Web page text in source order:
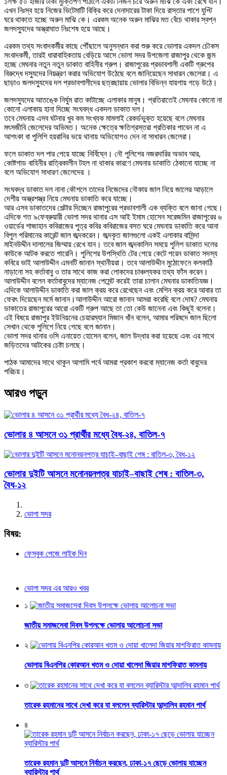
এখন নিঃস্ব হয়ে নিজের ভিটেমাটি বিক্রি করে দেনাদারের টাকা দিয়ে রাস্তার পাশে যুপ্টি
ঘরে থাকতে হচ্ছে অরুন মাঝি কে। এরকম অনেক অরুন মাঝির মত বেঁচে থাকার স্বপ্ন
জলদস্যুদের অস্ত্রাঘাত নিঃশেষ হয়ে আছে।
এরকম তথ্য সংবাদকর্মীর কাছে পৌঁছালে অনুসন্ধান করা শুরু করে ভোলার একদল চৌকস
সংবাদকর্মী, তারই ধারাবাহিকতায় বেড়িয়ে আসে ভোলা সদর উপজেলা রাজাপুর থেকে জন্ম
হচ্ছে মেঘনার নতুন নতুন ডাকাত বাহিনীর গ্রুপ। রাজাপুরের প্রভাবশালী একটি গ্রুপের
বিরুদ্ধে দস্যুদের নিয়ন্ত্রণ করার অভিযোগ উঠেছে বলে জানিয়েছেন সাধারন জেলেরা। এ
ছাড়াও জলদস্যুদের দল প্রভাবশালীদের ছত্রছায়ায় ভোলার বিভিন্ন যায়গায় গড়ে উঠে।
জলদস্যুদের আতঙ্কে নির্ঘুম রাত কাটাচ্ছে এলাকার মানুষ। প্রতিরাতেই মেঘনার কোনো না
কোনো এলাকায় হানা দিচ্ছে সংঘবদ্ধ একদল ডাকাত দল।
তবে মেঘনায় এসব ঘটনার খুব কম সংখ্যক মামলাই রেকর্ডভুক্ত হয়েছে বলে মেঘনার
মৎসজীবি জেলেদের অভিমত। অনেক ক্ষেত্রে ক্ষতিগ্রস্তরা প্রতিকার পাবেন না এ
আশংকা বা পুলিশি হয়রানির ভয়ে থানায় অভিযোগও দেন না সাধারন জেলেরা।
ফলে ডাকাত দল পার পেয়ে যাচ্ছে নির্বিঘ্নে। নৌ পুলিশের নজরদারির অভাব আর,
কোষ্টগাড বাহিনীর রাত্রিকালীন টহল না থাকার কারণে মেঘনার ডাকাতি ঠেকানো যাচ্ছে না
বলে অভিযোগ সাধারণ জেলেদের ।
সংঘবদ্ধ ডাকাত দল নানা কৌশলে তাদের নিজেদের নৌকায় জাল নিয়ে জালের আড়ালে
দেশীয় অস্ত্রশস্ত্র নিয়ে মেঘনায় ডাকাতি করে যাচ্ছে।
আর এসব ডাকাতদের শেল্টার দিচ্ছেন রাজাপুরের প্রভাবশালী এক ব্যক্তি বলে জানা গেছে।
এদিকে গত ৯ফেব্রুয়ারী ভোলা সদর থানার এস আই ইমাম হোসেন সরেজমিন রাজাপুরের ৬
ওয়ার্ডের শাজাহান কবিরাজের পুত্র কবির কবিরাজের বসত ঘরে মেঘনায় ডাকাতি করে আনা
বিপুল পরিমানের কারেন্ট জাল জব্দকরেন। জব্দকৃত জালগুলো একই এলাকার বাসিন্দা
মাইনউদ্দীন দালালের জিম্মায় রেখে যান। তবে জাল জব্দকালিন সময়ে পুলিশ ডাকাত দলের
কাউকে আটক করতে পারেনি। পুলিশের উপস্থিতি টের পেয়ে কেটে পরেন ডাকাত সদস্য
কবিরে ভাই আলাউদ্দীন এমনটি জানান স্থানীয়রা। তবে আলাউদ্দীন মুঠোফেনে কলকাঠি
নাড়ানো সহ কর্তাবাবু ও তার সাথে কাজ করা লোকদের চাঞ্চল্যকর তথ্য ফাঁস করেন।
আলাউদ্দীন বলেন কর্তাবাবুদের ম্যানেজ পেমেন্ট করেই তারা চালান মেঘনার ডাকাতিযজ্ঞ।
এদিকে আলাউদ্দীন ডাকাতি করা জাল ক্রয় করে রেখেছেন এবং মেশিন ক্রয় করে আবার তা
ফেরৎ দিয়েছেন মর্মে জানান।আলাউদ্দীন আরো জানান আমরা করেছি বলে দোষ? মেঘনায়
ডাকাতের রাজাপুরের আরো একটি গ্রুপ আছে তা তো কেউ জানেনা এবং কিছুই বলেনা।
এই বিষয়ে রাজাপুর ইউনিয়নের চেয়ারম্যান মিজান খাঁন বলেন, আমার পরিষদে জাল ছিলো
সেখান থেকে পুলিশে নিয়ে গেছে বলে জানান।
ভোলা সদর থানার ওসি এনায়েত হোসেন বলেন, জাল উদ্ধার করা হয়েছে এবং এর সাথে
জড়িতদের আটকের চেষ্টা চলছে।
পাঠক আমাদের সাথে থাকুন আগামি পর্বে আমরা প্রকাশ করবো ম্যানেজ কর্তা বাবুদের
পরিচয়।
আরও পড়ুন
ভোলার ৪ আসনে ৩১ প্রার্থীর মধ্যে বৈধ-২৪, বাতিল-৭
ভোলার দুইটি আসনে মনোনয়নপত্র যাচাই–বাছাই শেষ : বাতিল-৩,
বৈধ-১২
ভোলা সদর
বিষয়:
ফেসবুক পেজে লাইক দিন
ভোলা সদর এর আরও খবর
১
জাতীয় সমাজসেবা দিবস উপলক্ষে ভোলায় আলোচনা সভা
২
ভোলায় বিএনপির কোরআন খতম ও দোয়া খালেদা জিয়ার মাগফিরাত কামনায়
৩
তারেক রহমানের সাথে দেখা করে যা বললেন ব্যারিস্টার আন্দালিব রহমান পার্থ
৪
তারেক রহমান দুটি আসনে নির্বাচন করছেন, ঢাকা-১৭ ছেড়ে ভোলায় যাচ্ছেন
ব্যারিস্টার পার্থ